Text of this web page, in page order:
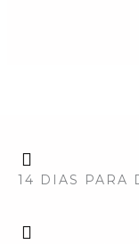
14 DIAS PARA